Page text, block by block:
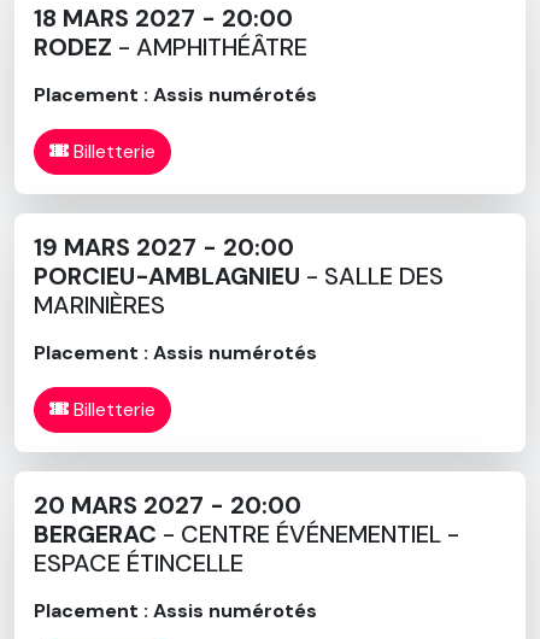
18 MARS 2027 - 20:00
RODEZ - AMPHITHÉÂTRE
Placement : Assis numérotés
Billetterie
19 MARS 2027 - 20:00
PORCIEU-AMBLAGNIEU - SALLE DES
MARINIÈRES
Placement : Assis numérotés
Billetterie
20 MARS 2027 - 20:00
BERGERAC - CENTRE ÉVÉNEMENTIEL -
ESPACE ÉTINCELLE
Placement : Assis numérotés